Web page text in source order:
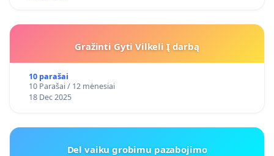
Gražinti Gyti Vilkeli Į darbą
10 parašai
10 Parašai / 12 mėnesiai
18 Dec 2025
Del vaiku grobimu pazabojimo